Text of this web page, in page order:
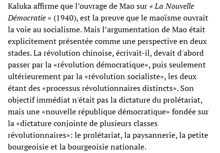
Kaluka affirme que l’ouvrage de Mao sur « La Nouvelle
Démocratie » (1940), est la preuve que le maoïsme ouvrait
la voie au socialisme. Mais l’argumentation de Mao était
explicitement présentée comme une perspective en deux
stades. La révolution chinoise, écrivait-il, devait d'abord
passer par la «révolution démocratique», puis seulement
ultérieurement par la «révolution socialiste», les deux
étant des «processus révolutionnaires distincts». Son
objectif immédiat n'était pas la dictature du prolétariat,
mais une «nouvelle république démocratique» fondée sur
la «dictature conjointe de plusieurs classes
révolutionnaires»: le prolétariat, la paysannerie, la petite
bourgeoisie et la bourgeoisie nationale.